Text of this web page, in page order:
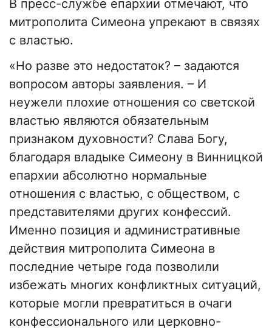
В пресс-службе епархии отмечают, что
митрополита Симеона упрекают в связях
с властью.
«Но разве это недостаток? – задаются
вопросом авторы заявления. – И
неужели плохие отношения со светской
властью являются обязательным
признаком духовности? Слава Богу,
благодаря владыке Симеону в Винницкой
епархии абсолютно нормальные
отношения с властью, с обществом, с
представителями других конфессий.
Именно позиция и административные
действия митрополита Симеона в
последние четыре года позволили
избежать многих конфликтных ситуаций,
которые могли превратиться в очаги
конфессионального или церковно-